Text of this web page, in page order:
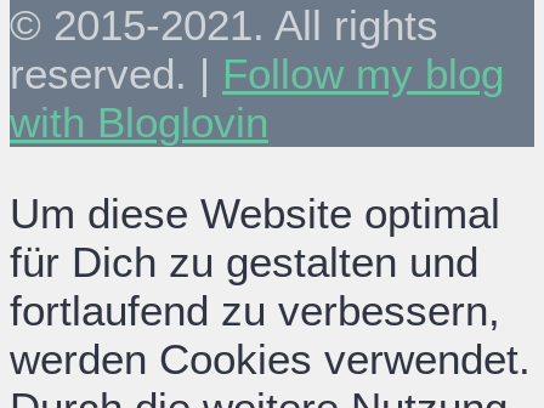
© 2015-2021. All rights
reserved. | Follow my blog
with Bloglovin
Um diese Website optimal
für Dich zu gestalten und
fortlaufend zu verbessern,
werden Cookies verwendet.